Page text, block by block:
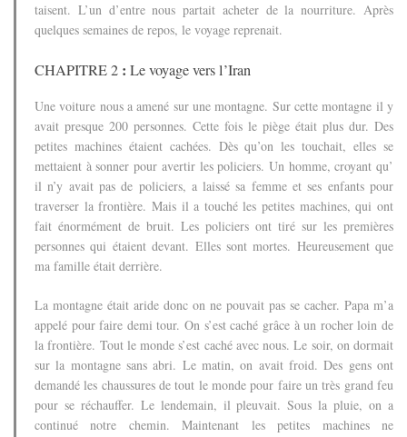
taisent. L’un d’entre nous partait acheter de la nourriture.Après
quelques semaines de repos, le voyage reprenait.
CHAPITRE 2 : Le voyage vers l’Iran
Une voiture nous a amené sur une montagne. Sur cette montagne il y
avait presque 200 personnes. Cette fois le piège était plus dur. Des
petites machines étaient cachées. Dès qu’on les touchait, elles se
mettaient à sonner pour avertir les policiers. Un homme, croyant qu’
il n’y avait pas de policiers, a laissé sa femme et ses enfants pour
traverser la frontière. Mais il a touché les petites machines, qui ont
fait énormément de bruit. Les policiers ont tiré sur les premières
personnes qui étaient devant. Elles sont mortes. Heureusement que
ma famille était derrière.
La montagne était aride donc on ne pouvait pas se cacher. Papa m’a
appelé pour faire demi tour.On s’est caché grâce à un rocher loin de
la frontière. Tout le monde s’est caché avec nous. Le soir, on dormait
sur la montagne sans abri. Le matin, on avait froid. Des gens ont
demandé les chaussures de tout le monde pour faire un très grand feu
pour se réchauffer. Le lendemain, il pleuvait. Sous la pluie, on a
continué notre chemin. Maintenant les petites machines ne